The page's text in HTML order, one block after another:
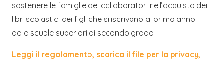
sostenere le famiglie dei collaboratori nell’acquisto dei
libri scolastici dei figli che si iscrivono al primo anno
delle scuole superiori di secondo grado.
Leggi il regolamento, scarica il file per la privacy,